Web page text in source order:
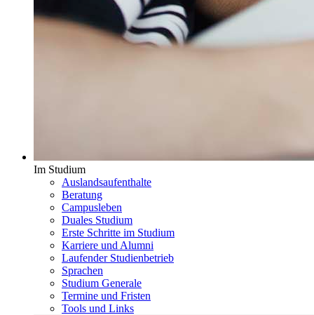
Im Studium
Auslandsaufenthalte
Beratung
Campusleben
Duales Studium
Erste Schritte im Studium
Karriere und Alumni
Laufender Studienbetrieb
Sprachen
Studium Generale
Termine und Fristen
Tools und Links